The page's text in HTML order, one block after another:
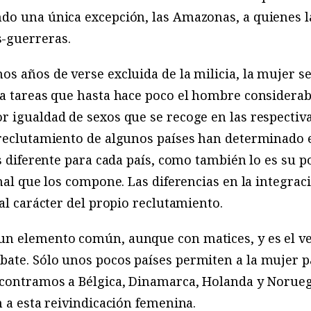
una única excepción, las Amazonas, a quienes
guerreras.
años de verse excluida de la milicia, la mujer
tareas que hasta hace poco el hombre
igualdad de sexos que se recoge en las
de algunos países han determinado
para cada país, como también lo es su
que los compone. Las diferencias en la
carácter del propio reclutamiento.
elemento común, aunque con matices, y es el
Sólo unos pocos países permiten a la mujer
a Bélgica, Dinamarca, Holanda y
esta reivindicación femenina.